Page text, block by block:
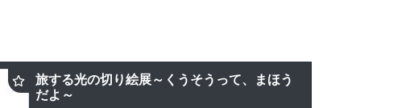
旅する光の切り絵展～くうそうって、まほう
だよ～